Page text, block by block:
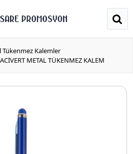
Tükenmez Kalemler
METAL TÜKENMEZ KALEM